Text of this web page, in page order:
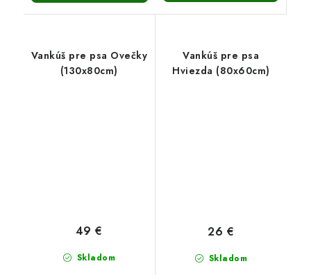
Vankúš pre psa Ovečky
(130x80cm)
Skladom
49 €
Vankúš pre psa
Hviezda (80x60cm)
Skladom
26 €